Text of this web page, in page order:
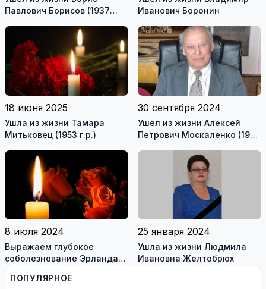
Павлович Борисов (1937
строителей Висагинаса
Иванович Боронин
18 июня 2025
Ушла из жизни Тамара
Митьковец (1953 г.р.)
30 сентября 2024
Ушёл из жизни Алексей
Петрович Москаленко (1938
8 июля 2024
Выражаем глубокое
соболезнование Эрландасу
Галагузу и Виктории
Галагузене
25 января 2024
Ушла из жизни Людмила
Ивановна Желтобрюх
ПОПУЛЯРНОЕ